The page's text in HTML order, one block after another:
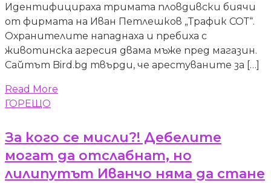
Идентифицираха тримата пловдивски биячи
от фирмата на Иван Петлешков „Трафик СОТ“.
Охранителите нападнаха и пребиха с
животинска агресия двама мъже пред магазин.
Сайтът Bird.bg твърди, че арестуваните за […]
Read More
ГОРЕЩО
За кого се мисли?! Дебелите
могат да отслабнат, но
лилипутът Иванчо няма да стане